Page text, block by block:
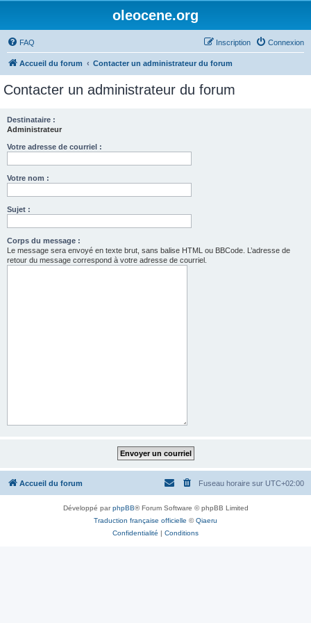
oleocene.org
FAQ Connexion
Inscription
Accueil du forum Contacter un administrateur du forum
Contacter un administrateur du forum
Destinataire :
Administrateur
Votre adresse de courriel :
Votre nom :
Sujet :
Corps du message :
Le message sera envoyé en texte brut, sans balise HTML ou BBCode. L’adresse de
retour du message correspond à votre adresse de courriel.
Accueil du forum Fuseau horaire sur UTC+02:00
Développé parphpBB® Forum Software © phpBB Limited
Traduction française officielle ©Qiaeru
Confidentialité | Conditions